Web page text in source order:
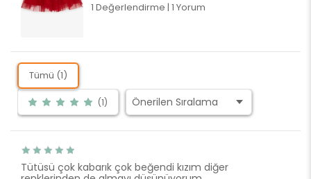
1 Değerlendirme | 1 Yorum
Tümü (1)
(1)
Tütüsü çok kabarık çok beğendi kızım diğer